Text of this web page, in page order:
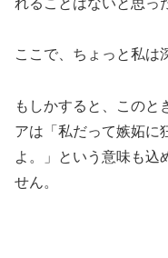
ここで、ちょっと私は
もしかすると、このと
アは「私だって嫉妬に
よ。」という意味も込
せん。